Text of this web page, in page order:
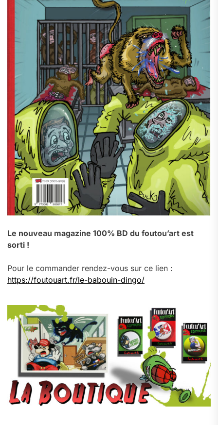
Le nouveau magazine 100% BD du foutou’art est
sorti !
Pour le commander rendez-vous sur ce lien :
https://foutouart.fr/le-babouin-dingo/